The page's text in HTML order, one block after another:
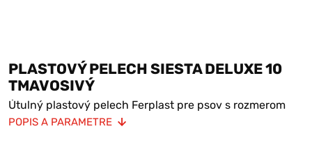
PLASTOVÝ PELECH SIESTA DELUXE 10
TMAVOSIVÝ
Útulný plastový pelech Ferplast pre psov s rozmerom
93,5 x 68 x 28,5 cm.
POPIS A PARAMETRE